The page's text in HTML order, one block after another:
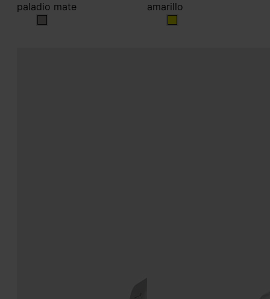
paladio mate
paladio mate
amarillo
amarillo